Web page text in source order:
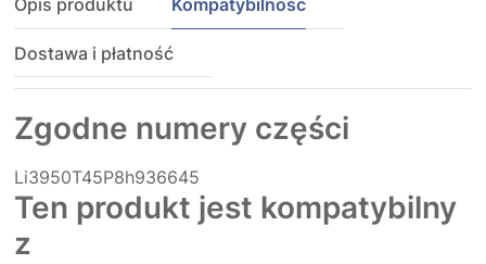
Opis produktu Kompatybilność
Dostawa i płatność
Zgodne numery części
Li3950T45P8h936645
Ten produkt jest kompatybilny
z